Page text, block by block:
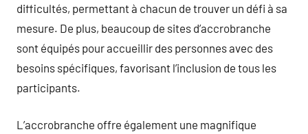
difficultés, permettant à chacun de trouver un défi à sa
mesure. De plus, beaucoup de sites d’accrobranche
sont équipés pour accueillir des personnes avec des
besoins spécifiques, favorisant l’inclusion de tous les
participants.
L’accrobranche offre également une magnifique